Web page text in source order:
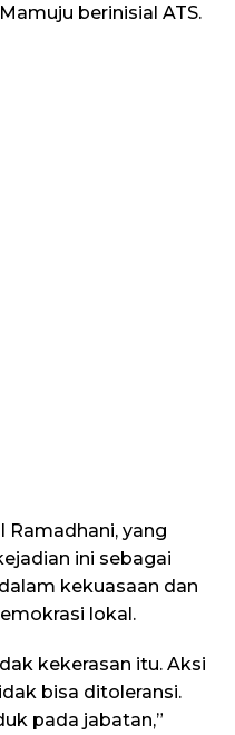
berinisial ATS.
Ramadhani, yang
ini sebagai
kekuasaan dan
lokal.
kekerasan itu. Aksi
bisa ditoleransi.
pada jabatan,”